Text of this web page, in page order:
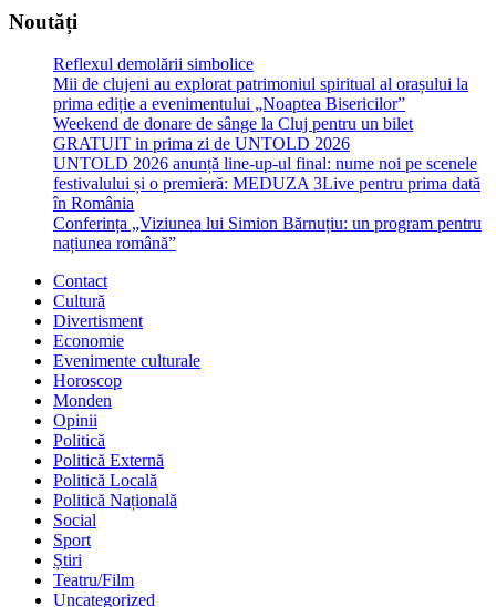
Noutăți
Reflexul demolării simbolice
Mii de clujeni au explorat patrimoniul spiritual al orașului la
prima ediție a evenimentului „Noaptea Bisericilor”
Weekend de donare de sânge la Cluj pentru un bilet
GRATUIT in prima zi de UNTOLD 2026
UNTOLD 2026 anunță line-up-ul final: nume noi pe scenele
festivalului și o premieră: MEDUZA 3Live pentru prima dată
în România
Conferința „Viziunea lui Simion Bărnuțiu: un program pentru
națiunea română”
Contact
Cultură
Divertisment
Economie
Evenimente culturale
Horoscop
Monden
Opinii
Politică
Politică Externă
Politică Locală
Politică Națională
Social
Sport
Știri
Teatru/Film
Uncategorized